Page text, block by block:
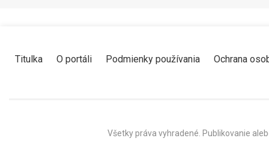
Titulka O portáli Podmienky používania Ochrana
Všetky práva vyhradené. Publikovanie